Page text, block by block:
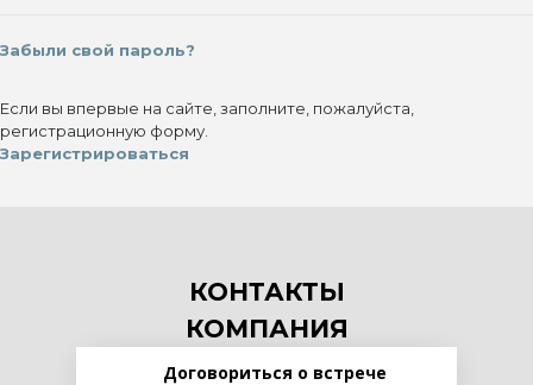
Забыли свой пароль?
Если вы впервые на сайте, заполните, пожалуйста,
регистрационную форму.
Зарегистрироваться
КОНТАКТЫ
КОМПАНИЯ
Договориться о встрече